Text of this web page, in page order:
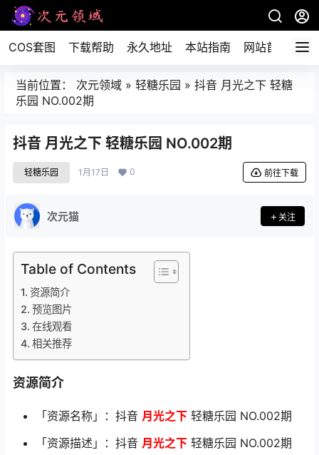
COS套图 下载帮助 永久地址 本站指南 网站首页
当前位置： 次元领域 » 轻糖乐园 » 抖音 月光之下 轻糖
乐园 NO.002期
抖音 月光之下 轻糖乐园 NO.002期
轻糖乐园 1月17日 0 前往下载
次元猫 关注
Table of Contents
资源简介
预览图片
在线观看
相关推荐
资源简介
「资源名称」：抖音 月光之下 轻糖乐园 NO.002期
「资源描述」：抖音 月光之下 轻糖乐园 NO.002期